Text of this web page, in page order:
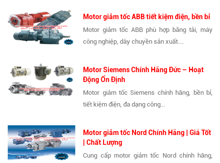
Motor giảm tốc ABB tiết kiệm điện, bền bỉ
Motor giảm tốc ABB phù hợp băng tải, máy
công nghiệp, dây chuyền sản xuất....
Motor Siemens Chính Hãng Đức – Hoạt
Động Ổn Định
Motor giảm tốc Siemens chính hãng, bền bỉ,
tiết kiệm điện, đa dạng công...
Motor giảm tốc Nord Chính Hãng | Giá Tốt
| Chất Lượng
Cung cấp motor giảm tốc Nord chính hãng,